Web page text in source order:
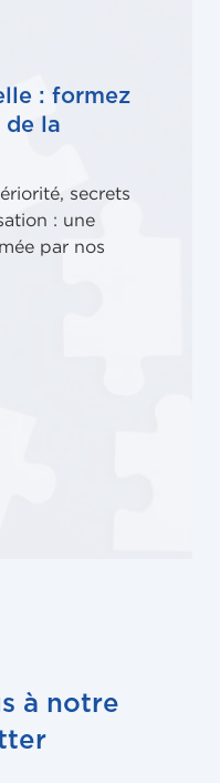
: formez
de la
secrets
: une
par nos
à notre